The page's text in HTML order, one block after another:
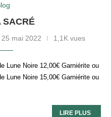
SACRÉ
25 mai 2022 1,1K vues
Lune Noire 12,00€ Garniérite ou
Lune Noire 15,00€ Garniérite ou
LIRE PLUS